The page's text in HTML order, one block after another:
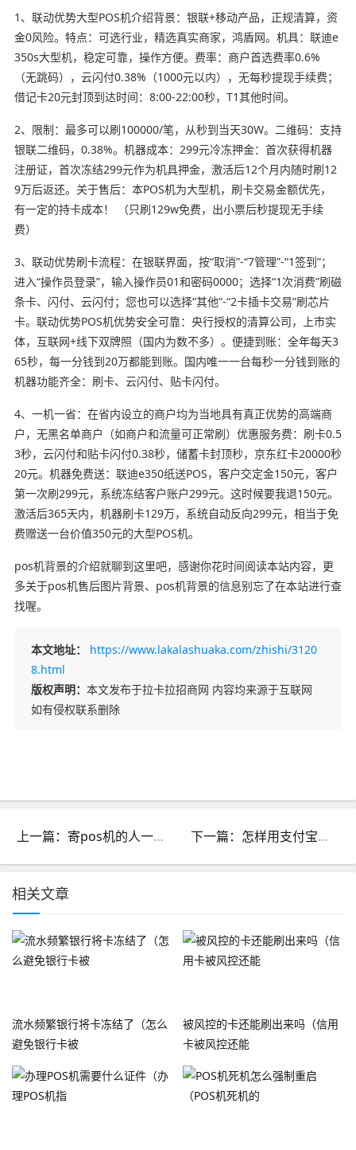
1、联动优势大型POS机介绍背景：银联+移动产品，正规清算，资
金0风险。特点：可选行业，精选真实商家，鸿盾网。机具：联迪e
350s大型机，稳定可靠，操作方便。费率：商户首选费率0.6%
（无跳码），云闪付0.38%（1000元以内），无每秒提现手续费；
借记卡20元封顶到达时间：8:00-22:00秒，T1其他时间。
2、限制：最多可以刷100000/笔，从秒到当天30W。二维码：支持
银联二维码，0.38%。机器成本：299元冷冻押金：首次获得机器
注册证，首次冻结299元作为机具押金，激活后12个月内随时刷12
9万后返还。关于售后：本POS机为大型机，刷卡交易金额优先，
有一定的持卡成本！ （只刷129w免费，出小票后秒提现无手续
费）
3、联动优势刷卡流程：在银联界面，按“取消”-“7管理”-“1签到”；
进入“操作员登录”，输入操作员01和密码0000；选择“1次消费”刷磁
条卡、闪付、云闪付；您也可以选择“其他”-“2卡插卡交易”刷芯片
卡。联动优势POS机优势安全可靠：央行授权的清算公司，上市实
体，互联网+线下双牌照（国内为数不多）。便捷到账：全年每天3
65秒，每一分钱到20万都能到账。国内唯一一台每秒一分钱到账的
机器功能齐全：刷卡、云闪付、贴卡闪付。
4、一机一省：在省内设立的商户均为当地具有真正优势的高端商
户，无黑名单商户（如商户和流量可正常刷）优惠服务费：刷卡0.5
3秒，云闪付和贴卡闪付0.38秒，储蓄卡封顶秒，京东红卡20000秒
20元。机器免费送：联迪e350纸送POS，客户交定金150元，客户
第一次刷299元，系统冻结客户账户299元。这时候要我退150元。
激活后365天内，机器刷卡129万，系统自动反向299元，相当于免
费赠送一台价值350元的大型POS机。
pos机背景的介绍就聊到这里吧，感谢你花时间阅读本站内容，更
多关于pos机售后图片背景、pos机背景的信息别忘了在本站进行查
找喔。
本文地址：
https://www.lakalashuaka.com/zhishi/3120
8.html
版权声明： 本文发布于拉卡拉招商网 内容均来源于互联网
如有侵权联系删除
上一篇：寄pos机的人一直催你激活怎么回复_pos机为什么催你激活 下一篇：怎样用支付宝把信用卡套出来_怎么用支付宝套信用卡
相关文章
流水频繁银行将卡冻结了（怎么
避免银行卡被
被风控的卡还能刷出来吗（信用
卡被风控还能